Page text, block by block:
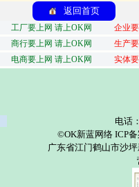
返回首页
工厂要上网 请上OK网 企业
商行要上网 请上OK网
生产
电商要上网 请上OK网
实体
电话
©OK新蓝网络 ICP备
广东省江门鹤山市沙